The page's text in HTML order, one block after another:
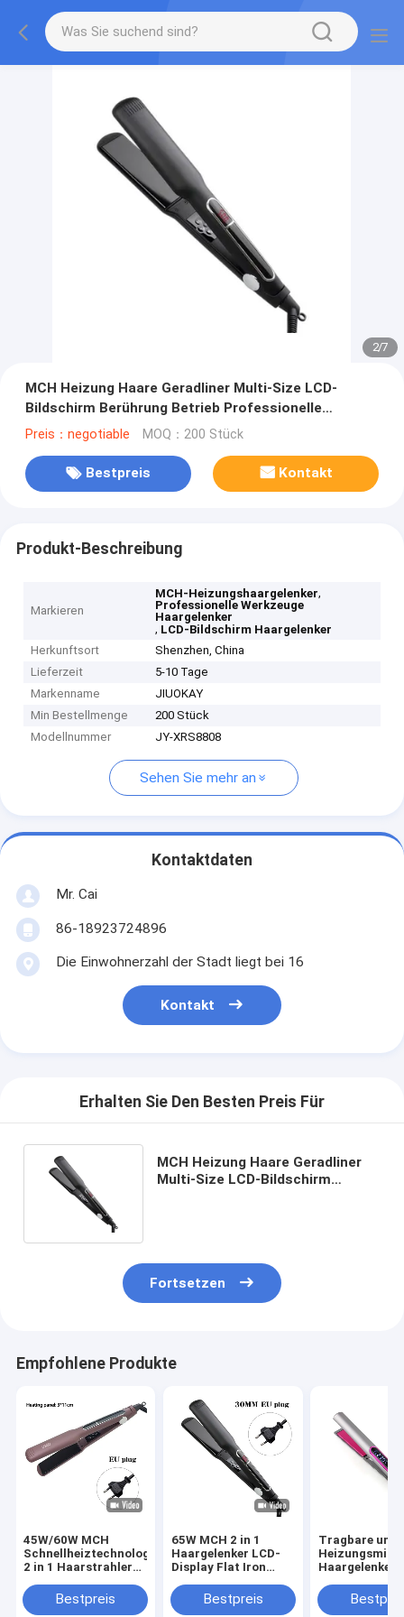
2/7
MCH Heizung Haare Geradliner Multi-Size LCD-
Bildschirm Berührung Betrieb Professionelle
Werkzeuge
Preis：negotiable MOQ：200 Stück
Bestpreis Kontakt
Produkt-Beschreibung
Markieren
MCH-Heizungshaargelenker,
Professionelle Werkzeuge
Haargelenker
, LCD-Bildschirm Haargelenker
Herkunftsort
Shenzhen, China
Lieferzeit
5-10 Tage
Markenname
JIUOKAY
Min Bestellmenge
200 Stück
Modellnummer
JY-XRS8808
Sehen Sie mehr an
Kontaktdaten
Mr. Cai
86-18923724896
Die Einwohnerzahl der Stadt liegt bei 16
Kontakt
Erhalten Sie Den Besten Preis Für
MCH Heizung Haare Geradliner
Multi-Size LCD-Bildschirm
Fortsetzen
Empfohlene Produkte
45W/60W MCH
Schnellheiztechnologie
2 in 1 Haarstrahler
FlachstahlBestpreis
65W MCH 2 in 1
Haargelenker LCD-
Display Flat Iron
Haarkürzer mit 3
Größen-Panel
Bestpreis
Tragbare und
Haargelenker
Konstante
Temperatur